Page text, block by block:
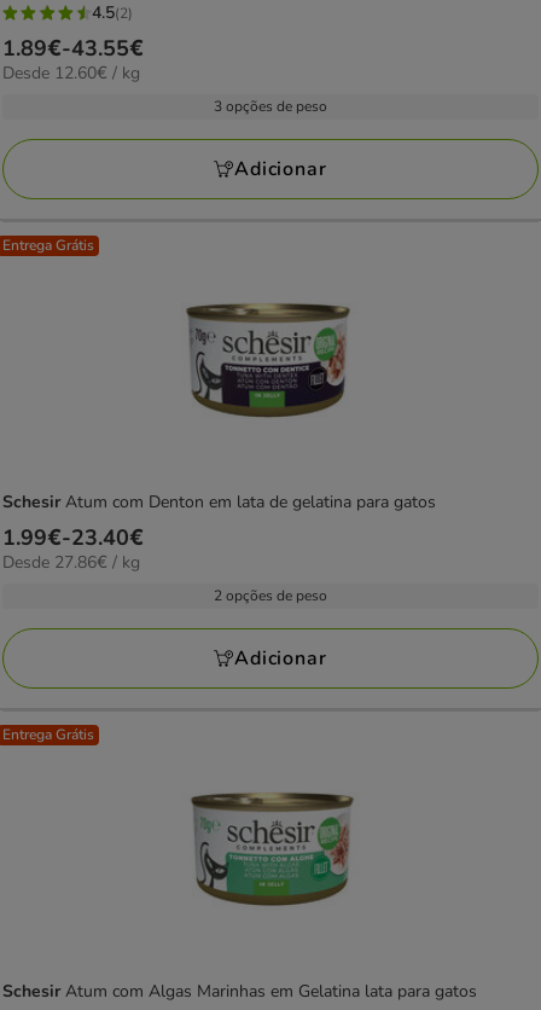
4.5
estrelas
com
avaliações
4.5(2)
Preço
de
43.55€
1.89€-43.55€
12.60€
Desde 12.60€ / kg
3 opções de peso
Adicionar
Entrega Grátis
SchesirAtum com Denton em lata de gelatina para gatos
Preço
de
23.40€
1.99€-23.40€
27.86€
Desde 27.86€ / kg
2 opções de peso
Adicionar
Entrega Grátis
SchesirAtum com Algas Marinhas em Gelatina lata para gatos